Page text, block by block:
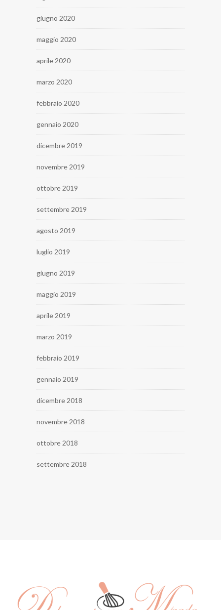
giugno 2020
maggio 2020
aprile 2020
marzo 2020
febbraio 2020
gennaio 2020
dicembre 2019
novembre 2019
ottobre 2019
settembre 2019
agosto 2019
luglio 2019
giugno 2019
maggio 2019
aprile 2019
marzo 2019
febbraio 2019
gennaio 2019
dicembre 2018
novembre 2018
ottobre 2018
settembre 2018